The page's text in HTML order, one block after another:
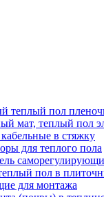
теплый пол
мат, теплый пол
в стяжку
для теплого пола
пол в
для монтажа